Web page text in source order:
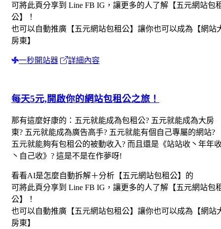
可將此頁分享到 Line FB IG，讓更多的人了解【五元網站包
公】！
也可以自動推廣【五元網站包租公】讓你也可以成為【網站
房東】
一秒開站器 詳細內容
每天5元,開啟你的網站包租公之旅！
那有這麼好康的：五元就能成為包租公? 五元就能成為大房
東? 五元就能成為廣告高手? 五元就能有個自己專屬的網站?
五元就能夠有包租公的被動收入? 而且還是《站站收丶年年
丶自己收》? 這是不是在作夢呀!
看看AI是怎麼自動拆解＋分析【五元網站包租公】的
可將此頁分享到 Line FB IG，讓更多的人了解【五元網站包
公】！
也可以自動推廣【五元網站包租公】讓你也可以成為【網站
房東】